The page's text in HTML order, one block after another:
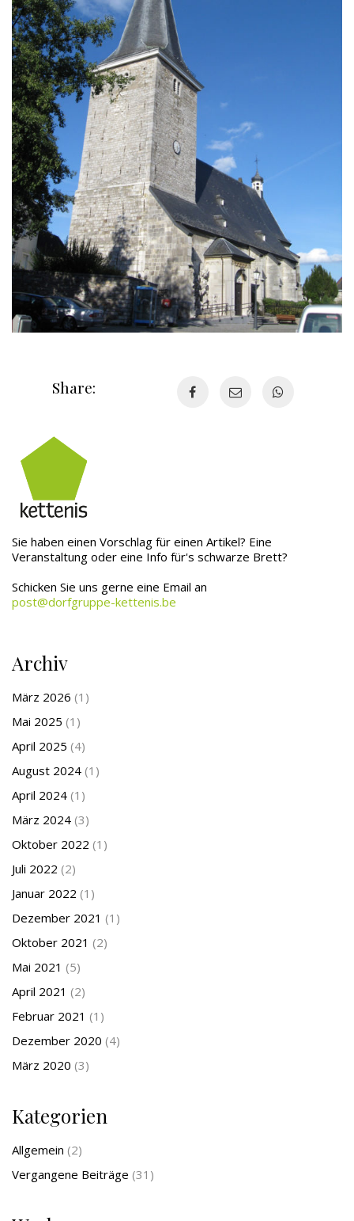
Share:
Sie haben einen Vorschlag für einen Artikel? Eine
Veranstaltung oder eine Info für's schwarze Brett?
Schicken Sie uns gerne eine Email an
post@dorfgruppe-kettenis.be
Archiv
März 2026 (1)
Mai 2025 (1)
April 2025 (4)
August 2024 (1)
April 2024 (1)
März 2024 (3)
Oktober 2022 (1)
Juli 2022 (2)
Januar 2022 (1)
Dezember 2021 (1)
Oktober 2021 (2)
Mai 2021 (5)
April 2021 (2)
Februar 2021 (1)
Dezember 2020 (4)
März 2020 (3)
Kategorien
Allgemein (2)
Vergangene Beiträge (31)